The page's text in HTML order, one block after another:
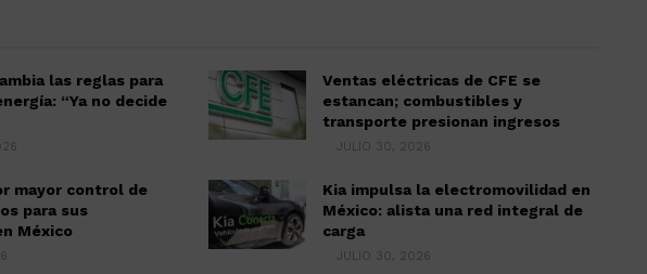
las reglas para
“Ya no decide
Ventas eléctricas de CFE se
estancan; combustibles y
transporte presionan ingresos
JULIO 30, 2026
mayor control de
para sus
México
Kia impulsa la electromovilidad en
México: alista una red integral de
carga
JULIO 30, 2026